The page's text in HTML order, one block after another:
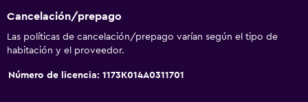
Cancelación/prepago
Las políticas de cancelación/prepago varían según el tipo de
habitación y el proveedor.
Número de licencia: 1173Κ014Α0311701